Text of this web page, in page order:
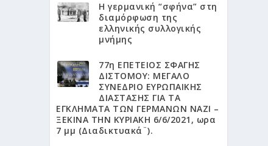
Η γερμανική “σφήνα” στη
διαμόρφωση της
ελληνικής συλλογικής
μνήμης
77η ΕΠΕΤΕΙΟΣ ΣΦΑΓΗΣ
ΔΙΣΤΟΜΟΥ: ΜΕΓΑΛΟ
ΣΥΝΕΔΡΙΟ ΕΥΡΩΠΑΙΚΗΣ
ΔΙΑΣΤΑΣΗΣ ΓΙΑ ΤΑ
ΕΓΚΛΗΜΑΤΑ ΤΩΝ ΓΕΡΜΑΝΩΝ ΝΑΖΙ –
ΞΕΚΙΝΑ ΤΗΝ ΚΥΡΙΑΚΗ 6/6/2021, ωρα
7 μμ (Διαδικτυακά¨).